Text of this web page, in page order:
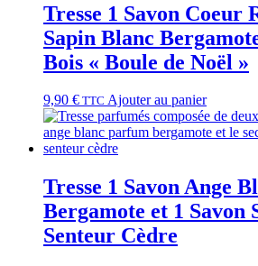
Tresse 1 Savon Coeur
Sapin Blanc
Bois « Boule de Noël »
9,90 € TTC Ajouter au panier
Tresse 1 Savon Ange
Bergamote et 1 Savon
Senteur Cèdre